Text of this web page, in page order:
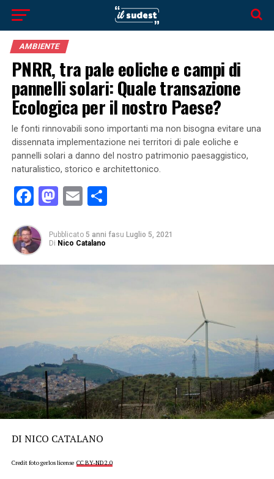
AMBIENTE
PNRR, tra pale eoliche e campi di
pannelli solari: Quale transazione
Ecologica per il nostro Paese?
le fonti rinnovabili sono importanti ma non bisogna evitare una
dissennata implementazione nei territori di pale eoliche e
pannelli solari a danno del nostro patrimonio paesaggistico,
naturalistico, storico e architettonico.
Facebook
Mastodon
EmailCondividi
Pubblicato 5 anni fasu Luglio 5, 2021
Di Nico Catalano
DI NICO CATALANO
Credit foto gerlos license CC BY-ND 2.0